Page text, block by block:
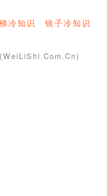
冷知识 镜子冷知识